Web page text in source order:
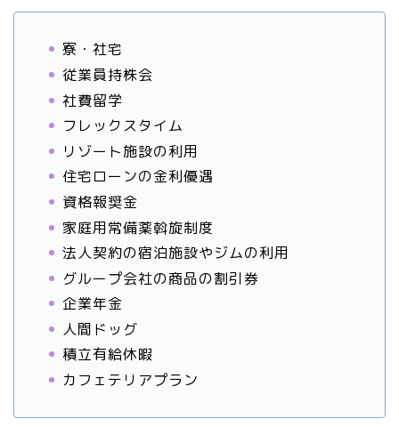
寮・社宅
従業員持株会
社費留学
フレックスタイム
リゾート施設の利用
住宅ローンの金利優遇
資格報奨金
家庭用常備薬斡旋制度
法人契約の宿泊施設やジムの利用
グループ会社の商品の割引券
企業年金
人間ドッグ
積立有給休暇
カフェテリアプラン